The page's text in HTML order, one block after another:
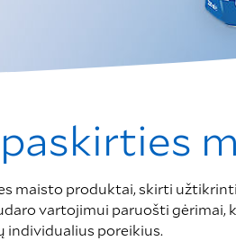
maisto produktai, skirti
vartojimui paruošti
individualius poreikius.